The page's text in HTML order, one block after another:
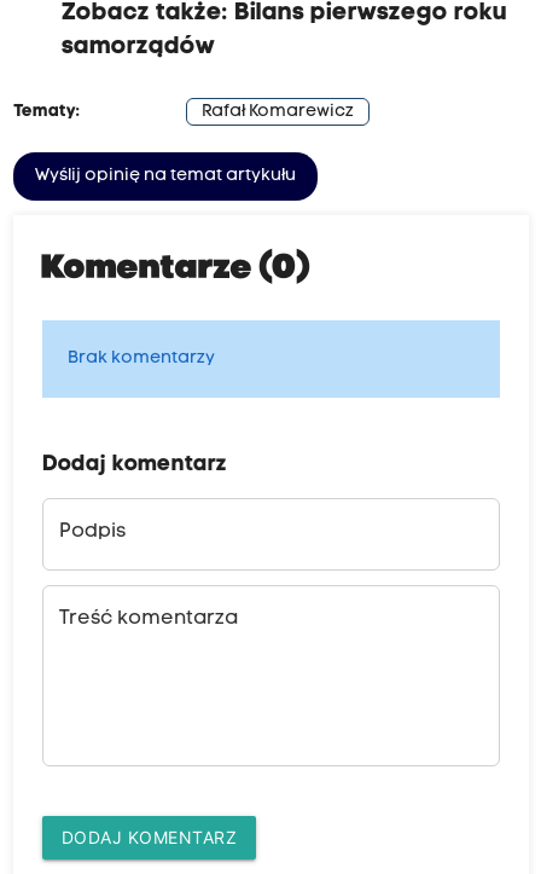
Zobacz także: Bilans pierwszego roku
samorządów
Tematy: Rafał Komarewicz
Wyślij opinię na temat artykułu
Komentarze (0)
Brak komentarzy
Dodaj komentarz
Podpis
Treść komentarza
DODAJ KOMENTARZ